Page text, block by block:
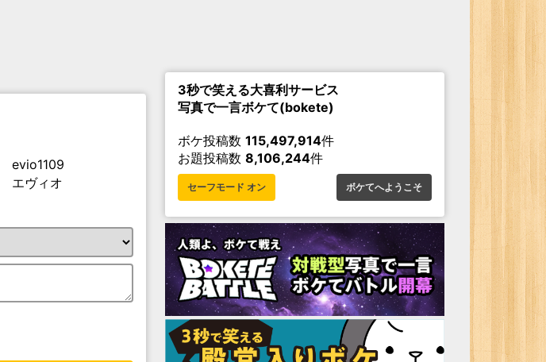
evio1109
エヴィオ
3秒で笑える大喜利サービス
写真で一言ボケて(bokete)
ボケ投稿数 115,497,914件
お題投稿数 8,106,244件
セーフモード オン ボケてへようこそ